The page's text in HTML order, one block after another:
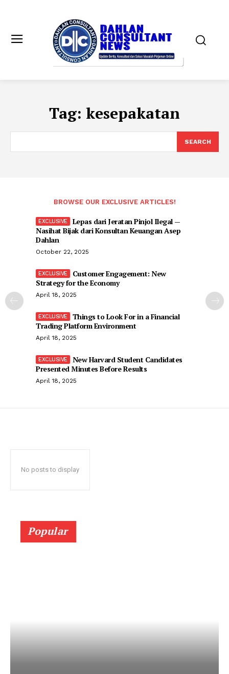
Tag: kesepakatan
SEARCH
BROWSE OUR EXCLUSIVE ARTICLES!
Lepas dari Jeratan Pinjol Ilegal —
Nasihat Bijak dari Konsultan Keuangan Asep
Dahlan
October 22, 2025
Customer Engagement: New
Strategy for the Economy
April 18, 2025
Things to Look For in a Financial
Trading Platform Environment
April 18, 2025
New Harvard Student Candidates
Presented Minutes Before Results
April 18, 2025
No posts to display
Popular